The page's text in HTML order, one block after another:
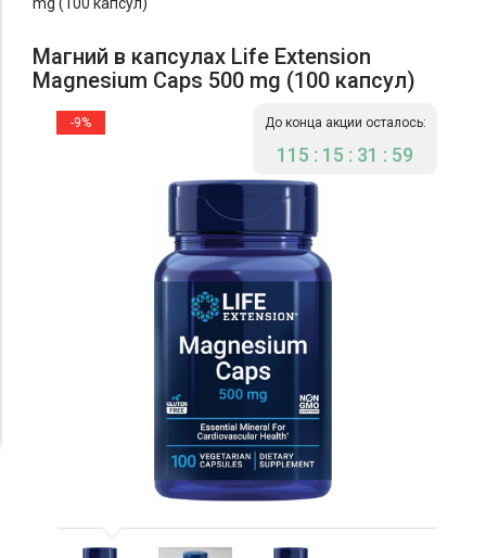
Магний в капсулах Life Extension
Magnesium Caps 500 mg (100 капсул)
До конца акции осталось:
115 : 15 : 31 : 59
-9%